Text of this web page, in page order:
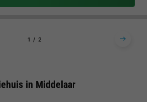
1 2
in Middelaar